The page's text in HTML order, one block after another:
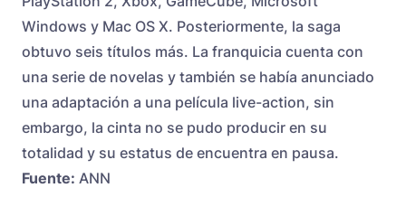
Windows y Mac OS X. Posteriormente, la saga
obtuvo seis títulos más. La franquicia cuenta con
una serie de novelas y también se había anunciado
una adaptación a una película live-action, sin
embargo, la cinta no se pudo producir en su
totalidad y su estatus de encuentra en pausa.
Fuente: ANN